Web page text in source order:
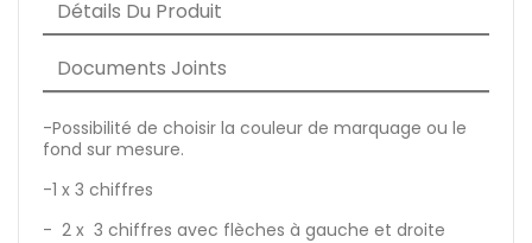
Détails Du Produit
Documents Joints
-Possibilité de choisir la couleur de marquage ou le
fond sur mesure.
-1 x 3 chiffres
- 2 x 3 chiffres avec flèches à gauche et droite